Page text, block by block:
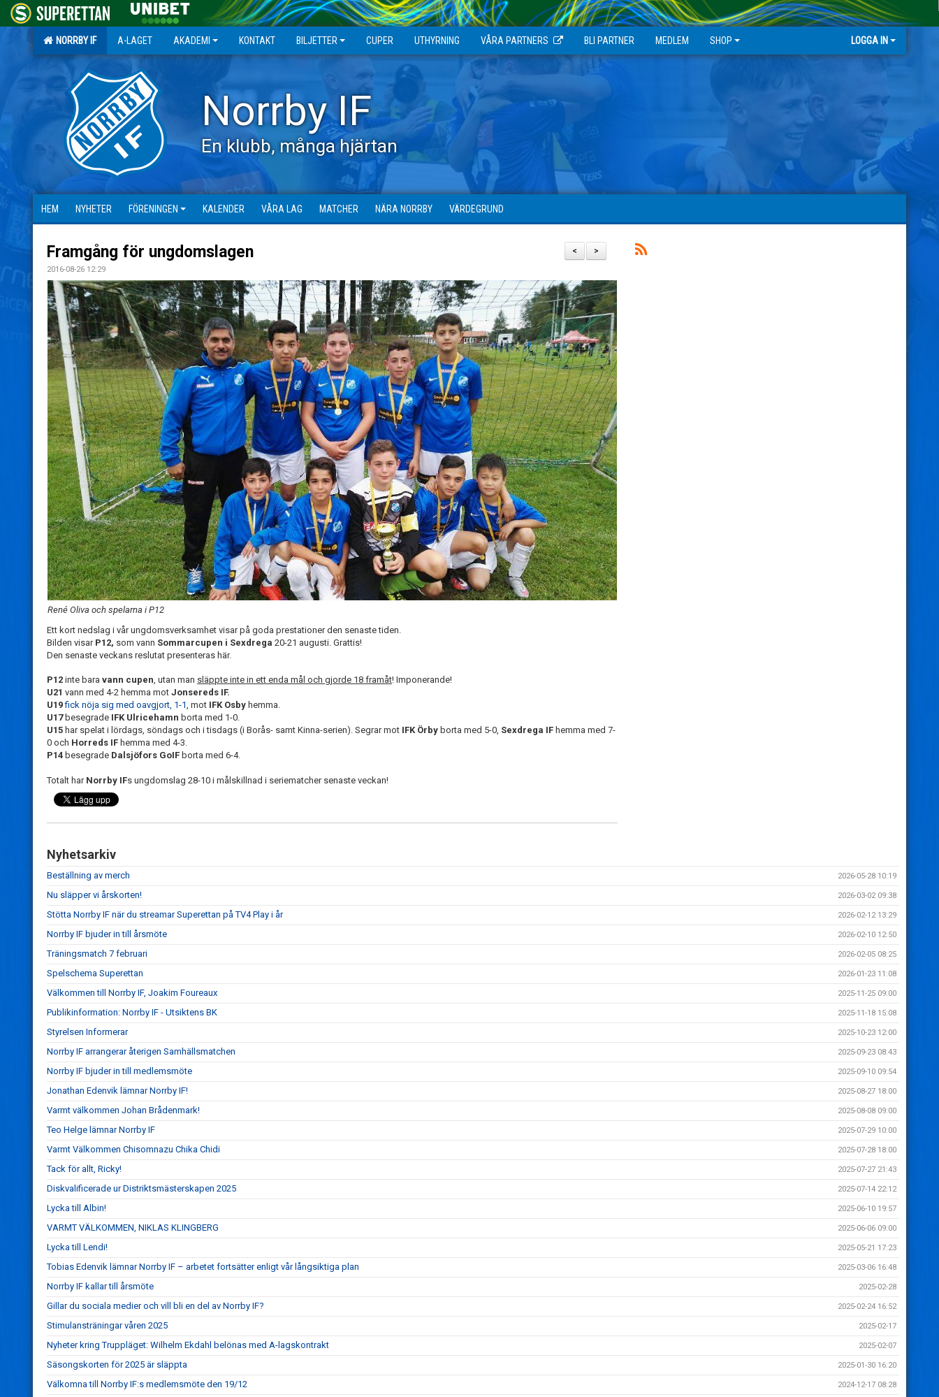
NORRBY IF A-LAGET AKADEMI KONTAKT BILJETTER CUPER UTHYRNING VÅRA PARTNERS BLI PARTNER MEDLEM SHOP LOGGA IN
Norrby IF
En klubb, många hjärtan
HEM NYHETER FÖRENINGEN KALENDER VÅRA LAG MATCHER NÄRA NORRBY VÄRDEGRUND
>
<
Framgång för ungdomslagen
2016-08-26 12:29
René Oliva och spelarna i P12
Ett kort nedslag i vår ungdomsverksamhet visar på goda prestationer den senaste tiden.
Bilden visar P12, som vann Sommarcupen i Sexdrega 20-21 augusti. Grattis!
Den senaste veckans reslutat presenteras här.
P12 inte bara vann cupen , utan man släppte inte in ett enda mål och gjorde 18 framåt! Imponerande!
U21 vann med 4-2 hemma mot Jonsereds IF.
U19 fick nöja sig med oavgjort, 1-1 , mot IFK Osby hemma.
U17besegrade IFK Ulricehamn borta med 1-0.
U15 har spelat i lördags, söndags och i tisdags (i Borås- samt Kinna-serien). Segrar mot IFK Örby borta med 5-0, Sexdrega IF hemma med 7-
0 och Horreds IF hemma med 4-3.
P14 besegrade Dalsjöfors GoIF borta med 6-4.
Totalt har Norrby IFs ungdomslag 28-10 i målskillnad i seriematcher senaste veckan!
Nyhetsarkiv
Beställning av merch 2026-05-28 10:19
Nu släpper vi årskorten! 2026-03-02 09:38
Stötta Norrby IF när du streamar Superettan på TV4 Play i år 2026-02-12 13:29
Norrby IF bjuder in till årsmöte 2026-02-10 12:50
Träningsmatch 7 februari 2026-02-05 08:25
Spelschema Superettan 2026-01-23 11:08
Välkommen till Norrby IF, Joakim Foureaux 2025-11-25 09:00
Publikinformation: Norrby IF - Utsiktens BK 2025-11-18 15:08
Styrelsen Informerar 2025-10-23 12:00
Norrby IF arrangerar återigen Samhällsmatchen 2025-09-23 08:43
Norrby IF bjuder in till medlemsmöte 2025-09-10 09:54
Jonathan Edenvik lämnar Norrby IF! 2025-08-27 18:00
Varmt välkommen Johan Brådenmark! 2025-08-08 09:00
Teo Helge lämnar Norrby IF 2025-07-29 10:00
Varmt Välkommen Chisomnazu Chika Chidi 2025-07-28 18:00
Tack för allt, Ricky! 2025-07-27 21:43
Diskvalificerade ur Distriktsmästerskapen 2025 2025-07-14 22:12
Lycka till Albin! 2025-06-10 19:57
VARMT VÄLKOMMEN, NIKLAS KLINGBERG 2025-06-06 09:00
Lycka till Lendi! 2025-05-21 17:23
Tobias Edenvik lämnar Norrby IF – arbetet fortsätter enligt vår långsiktiga plan 2025-03-06 16:48
Norrby IF kallar till årsmöte 2025-02-28
Gillar du sociala medier och vill bli en del av Norrby IF? 2025-02-24 16:52
Stimulansträningar våren 2025 2025-02-17
Nyheter kring Truppläget: Wilhelm Ekdahl belönas med A-lagskontrakt 2025-02-07
Säsongskorten för 2025 är släppta 2025-01-30 16:20
Välkomna till Norrby IF:s medlemsmöte den 19/12 2024-12-17 08:28